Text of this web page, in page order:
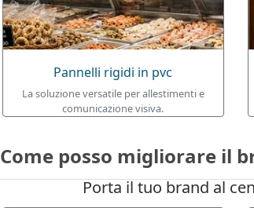
Pannelli rigidi in pvc
La soluzione versatile per allestimenti e
comunicazione visiva.
Come posso migliorare il
Porta il tuo brand al